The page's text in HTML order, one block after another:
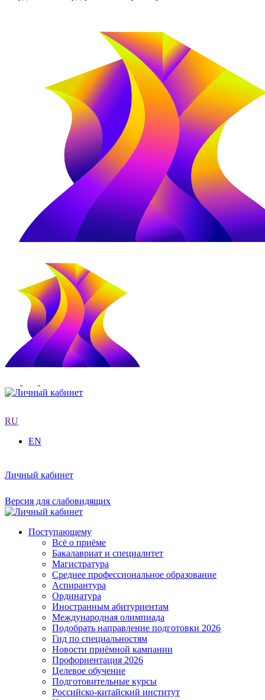
RU
EN
Личный кабинет
Версия для слабовидящих
Поступающему
Всё о приёме
Бакалавриат и специалитет
Магистратура
Среднее профессиональное образование
Аспирантура
Ординатура
Иностранным абитуриентам
Международная олимпиада
Подобрать направление подготовки 2026
Гид по специальностям
Новости приёмной кампании
Профориентация 2026
Целевое обучение
Подготовительные курсы
Российско-китайский институт